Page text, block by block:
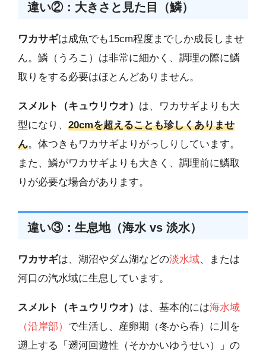
違い②：大きさと見た目（鱗）
ワカサギは成魚でも15cm程度までしか成長しませ
ん。鱗（うろこ）は非常に細かく、調理の際に鱗
取りをする必要はほとんどありません。
スメルト（キュウリウオ） は、ワカサギよりも大
型になり、 20cmを超えることも珍しくありませ
ん。体つきもワカサギよりがっしりしています。
また、鱗がワカサギよりも大きく、調理前に鱗取
りが必要な場合があります。
違い③：生息地（海水 vs 淡水）
ワカサギは、湖沼やダム湖などの淡水域、または
河口の汽水域に生息しています。
スメルト（キュウリウオ） は、基本的には海水域
（沿岸部） で生活し、産卵期（冬から春）に川を
遡上する「遡河回遊性（そかかいゆうせい）」の